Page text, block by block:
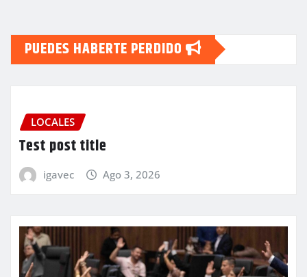
PUEDES HABERTE PERDIDO
LOCALES
Test post title
igavec Ago 3, 2026